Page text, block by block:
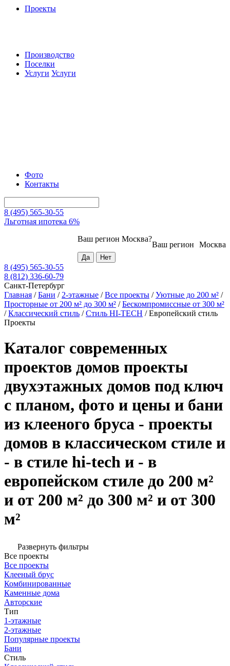
Проекты
Производство
Поселки
Услуги Услуги
Фото
Контакты
8 (495) 565-30-55
Льготная ипотека 6%
Москва
Ваш регион
Ваш регион Москва?
8 (495) 565-30-55
8 (812) 336-60-79
Санкт-Петербург
Главная /Бани / 2-этажные /Все проекты /Уютные до 200 м² /
Просторные от 200 м² до 300 м² /Бескомпромиссные от 300 м²
/Классический стиль /Стиль HI-TECH /Европейский стиль
Проекты
Каталог современных
проектов домов проекты
двухэтажных домов под ключ
с планом, фото и цены и бани
из клееного бруса - проекты
домов в классическом стиле и
- в стиле hi-tech и - в
европейском стиле до 200 м²
и от 200 м² до 300 м² и от 300
м²
Развернуть фильтры
Все проекты
Все проекты
Клееный брус
Комбинированные
Каменные дома
Авторские
Тип
1-этажные
2-этажные
Популярные проекты
Бани
Стиль